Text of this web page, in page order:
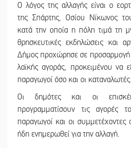
Ο λόγος της αλλαγής είναι ο
της Σπάρτης, Οσίου Νίκωνος
κατά την οποία η πόλη τιμά τη
θρησκευτικές εκδηλώσεις και
Δήμος προχώρησε σε προσαρμογή
λαϊκής αγοράς, προκειμένου να
παραγωγοί όσο και οι καταναλωτές.
Οι δημότες και οι
προγραμματίσουν τις αγορές
παραγωγοί και οι
ήδη ενημερωθεί για την αλλαγή.